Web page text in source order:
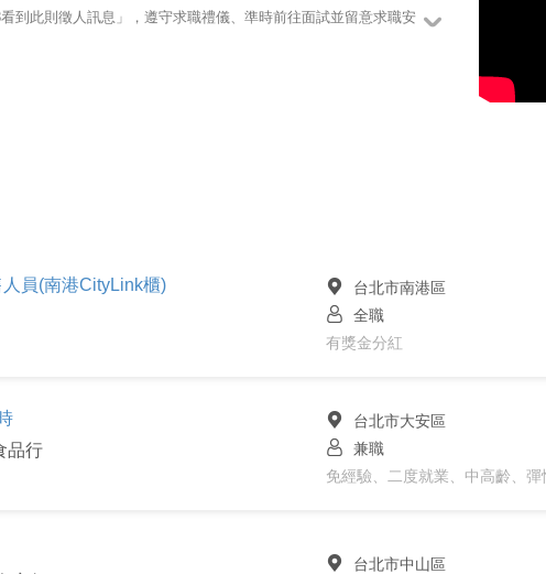
到此則徵人訊息」，遵守求職禮儀、準時前往面試並留意求職安
員(南港CityLink櫃)
台北市南港區
全職
有獎金分紅
品行
台北市大安區
兼職
免經驗、二度就業、中高齡、彈
台北市中山區